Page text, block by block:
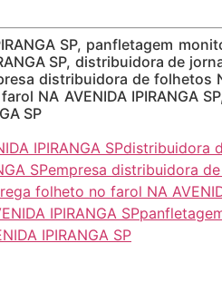
SP, panfletagem
SP, distribuidora de
distribuidora de folhetos
NA AVENIDA IPIRANGA
SP
IPIRANGA SPdistribuidora
SPempresa distribuidora
folheto no farol NA
IPIRANGA SP
IPIRANGA SP